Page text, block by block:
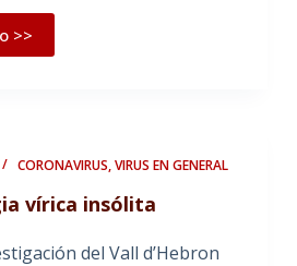
>>
CORONAVIRUS,VIRUS EN GENERAL
vírica insólita
del Vall d’Hebron